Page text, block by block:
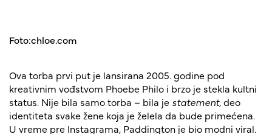
Foto:chloe.com
Ova torba prvi put je lansirana 2005. godine pod
kreativnim vođstvom Phoebe Philo i brzo je stekla kultni
status. Nije bila samo torba – bila je statement, deo
identiteta svake žene koja je želela da bude primećena.
U vreme pre Instagrama, Paddington je bio modni viral.